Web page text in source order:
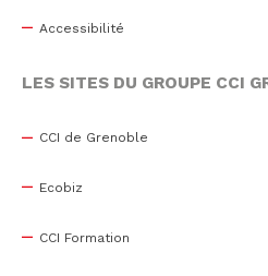
Accessibilité
LES SITES DU GROUPE CCI
CCI de Grenoble
Ecobiz
CCI Formation